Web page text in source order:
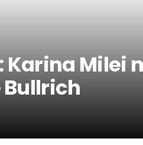
Karina Milei
Bullrich